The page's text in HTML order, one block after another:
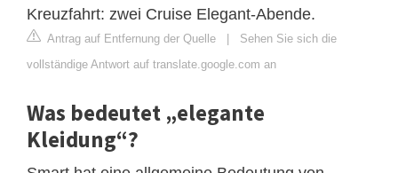
Kreuzfahrt: zwei Cruise Elegant-Abende.
Antrag auf Entfernung der Quelle | Sehen Sie sich die
vollständige Antwort auf translate.google.com an
Was bedeutet „elegante
Kleidung“?